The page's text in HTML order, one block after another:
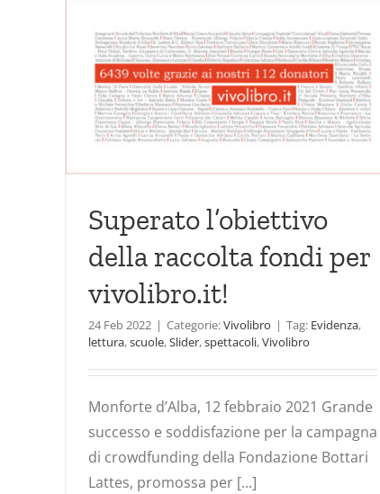
Superato l’obiettivo
della raccolta fondi per
vivolibro.it!
24 Feb 2022 | Categorie:Vivolibro | Tag: Evidenza,
lettura,scuole,Slider,spettacoli,Vivolibro
Monforte d’Alba, 12 febbraio 2021 Grande
successo e soddisfazione per la campagna
di crowdfunding della Fondazione Bottari
Lattes, promossa per [...]
Al via la campagna per
vivolibro.it la
tra scuole e lettura